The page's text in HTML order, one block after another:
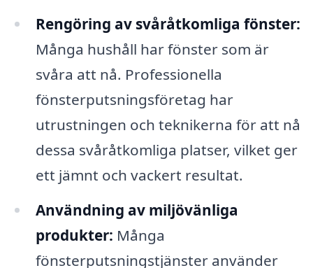
Rengöring av svåråtkomliga fönster:
Många hushåll har fönster som är
svåra att nå. Professionella
fönsterputsningsföretag har
utrustningen och teknikerna för att nå
dessa svåråtkomliga platser, vilket ger
ett jämnt och vackert resultat.
Användning av miljövänliga
produkter: Många
fönsterputsningstjänster använder